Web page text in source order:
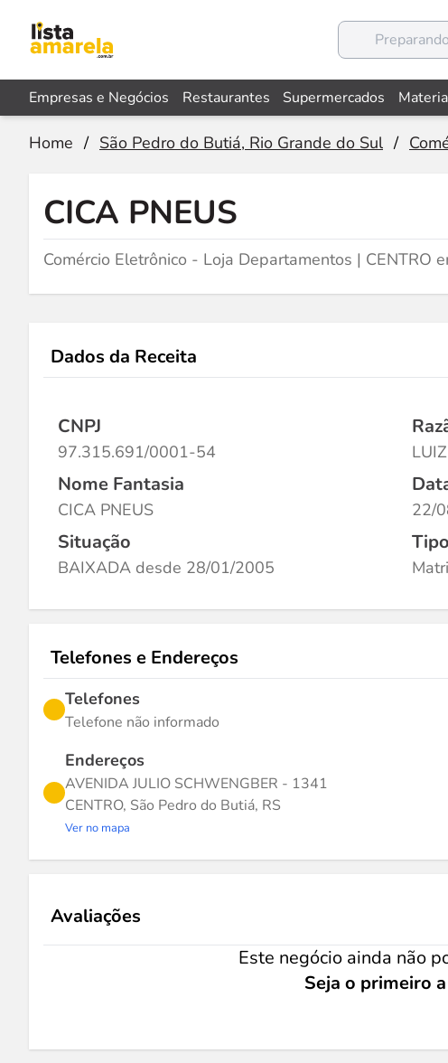
Empresas e Negócios Restaurantes Supermercados
Home / São Pedro do Butiá, Rio Grande do Sul /
CICA PNEUS
Comércio Eletrônico - Loja Departamentos | CENTRO
Dados da Receita
CNPJ
97.315.691/0001-54
Nome Fantasia
CICA PNEUS 22/
Situação
BAIXADA desde 28/01/2005
Telefones e Endereços
Telefones
Telefone não informado
Endereços
AVENIDA JULIO SCHWENGBER - 1341
CENTRO, São Pedro do Butiá, RS
Ver no mapa
Avaliações
Este negócio ainda não
Seja o primeiro